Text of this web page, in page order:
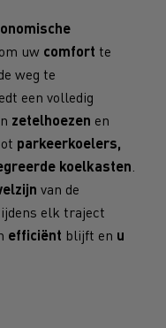
uw comfort te
weg te
een volledig
zetelhoezen en
parkeerkoelers,
koelkasten
van de
elk traject
efficiënt blijft en u